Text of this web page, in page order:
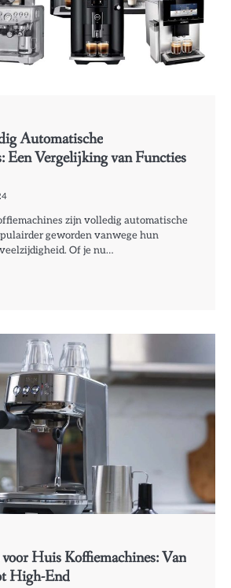
Automatische
Een Vergelijking van Functies
zijn volledig automatische
geworden vanwege hun
Of je nu…
Huis Koffiemachines: Van
High-End